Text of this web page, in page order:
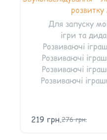
Для запуску
ігри та
Розвиваючі
Розвиваючі
Розвиваючі
Розвиваючі
276грн.
219 грн.